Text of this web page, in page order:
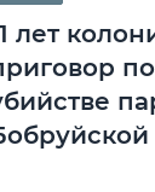
лет